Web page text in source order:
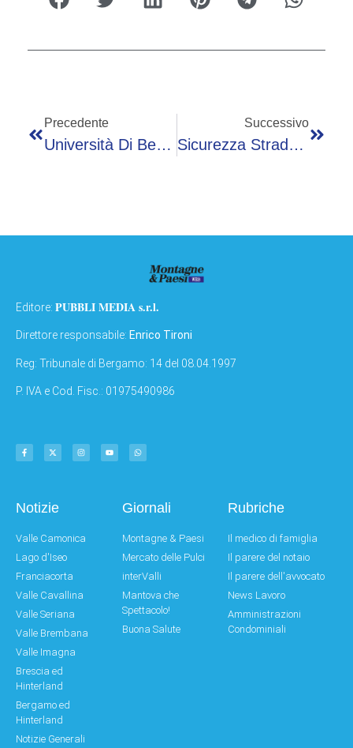
Precedente
Università Di Bergamo Protagonista A Katowice: Forum BAUHAUS4EU Per Ecosistemi Territoriali Europei
Successivo
Sicurezza Stradale: Sulle Coste Di Sant’Eusebio Divieto Di Fermata Dal 1° Luglio
Editore: PUBBLI MEDIA s.r.l.
Direttore responsabile: Enrico Tironi
Reg: Tribunale di Bergamo: 14 del 08.04.1997
P. IVA e Cod. Fisc.: 01975490986
Notizie
Valle Camonica
Lago d'Iseo
Franciacorta
Valle Cavallina
Valle Seriana
Valle Brembana
Valle Imagna
Brescia ed
Hinterland
Bergamo ed
Hinterland
Notizie Generali
Giornali
Montagne & Paesi
Mercato delle Pulci
interValli
Mantova che
Spettacolo!
Buona Salute
Rubriche
Il medico di famiglia
Il parere del notaio
Il parere dell'avvocato
News Lavoro
Amministrazioni
Condominiali